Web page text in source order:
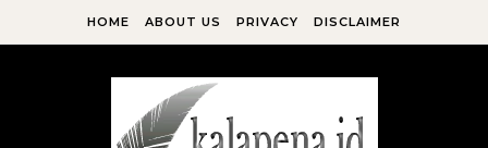
HOME ABOUT US PRIVACY DISCLAIMER